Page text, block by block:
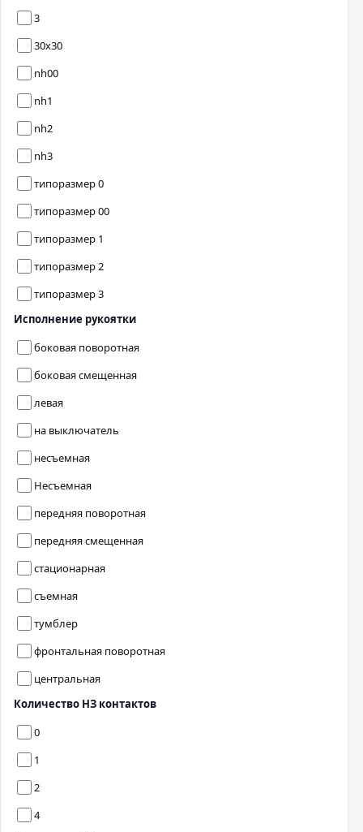
3
30х30
nh00
nh1
nh2
nh3
типоразмер 0
типоразмер 00
типоразмер 1
типоразмер 2
типоразмер 3
Исполнение рукоятки
боковая поворотная
боковая смещенная
левая
на выключатель
несъемная
Несъемная
передняя поворотная
передняя смещенная
стационарная
съемная
тумблер
фронтальная поворотная
центральная
Количество НЗ контактов
0
1
2
4